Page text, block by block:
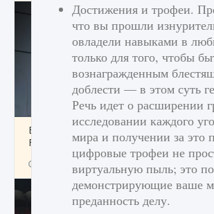
Все новые функции в режиме карьеры
FC 25
9 августа 2024 0
Достижения и трофеи.
что вы прошли
овладели навыками в
только для того, чтобы
вознагражденным
доблести — в этом суть
Речь идет о расширении
исследовании каждого
мира и получении за это
цифровые трофеи не
виртуальную пыль; это
демонстрирующие ваше
преданность делу.